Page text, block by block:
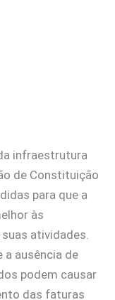
infraestrutura
de Constituição
para que a
às
atividades.
a ausência de
podem causar
das faturas